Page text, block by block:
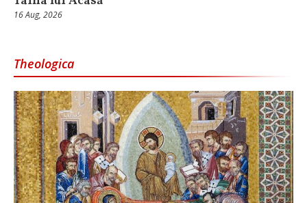
16 Aug, 2026
Theologica